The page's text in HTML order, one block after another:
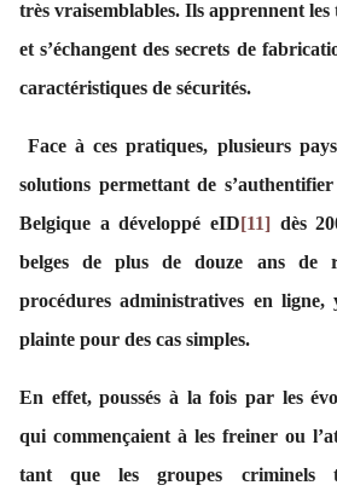
très vraisemblables. Ils apprennent
et s’échangent des secrets de
caractéristiques de sécurités.
Face à ces pratiques, plusieurs
solutions permettant de
Belgique a développé eID[11]dès
belges de plus de douze ans de
procédures administratives en
plainte pour des cas simples.
En effet, poussés à la fois par les
qui commençaient à les freiner ou
tant que les groupes criminels